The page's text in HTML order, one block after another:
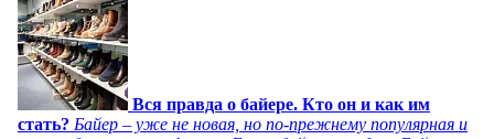
Вся правда о байере. Кто он и как им
стать? Байер – уже не новая, но по-прежнему популярная и